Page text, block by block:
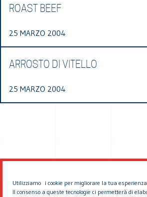
Utilizziamo i cookie per migliorare la tua
Il consenso a queste tecnologie ci permetterà di
ROAST BEEF
25 MARZO 2004
ARROSTO DI VITELLO
25 MARZO 2004